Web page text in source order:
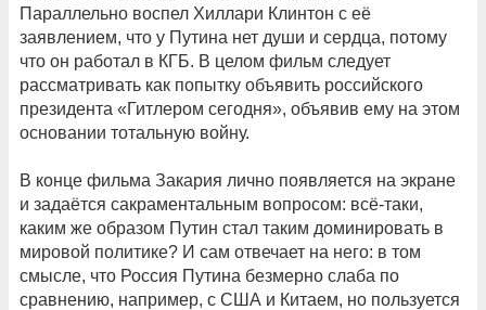
Параллельно воспел Хиллари Клинтон с её
заявлением, что у Путина нет души и сердца, потому
что он работал в КГБ. В целом фильм следует
рассматривать как попытку объявить российского
президента «Гитлером сегодня», объявив ему на этом
основании тотальную войну.
В конце фильма Закария лично появляется на экране
и задаётся сакраментальным вопросом: всё-таки,
каким же образом Путин стал таким доминировать в
мировой политике? И сам отвечает на него: в том
смысле, что Россия Путина безмерно слаба по
сравнению, например, с США и Китаем, но пользуется